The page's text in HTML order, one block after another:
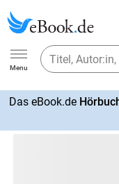
Ebook.de
Menu
Das eBook.de